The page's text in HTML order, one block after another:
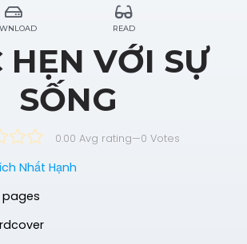
READ
HẸN VỚI SỰ
SỐNG
0.00 Avg rating—0 Votes
Nhất Hạnh
pages